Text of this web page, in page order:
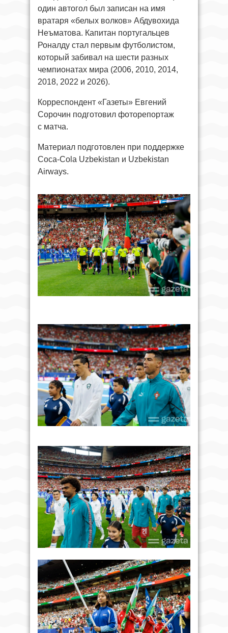
один автогол был записан на имя
вратаря «белых волков» Абдувохида
Неъматова. Капитан португальцев
Роналду стал первым футболистом,
который забивал на шести разных
чемпионатах мира (2006, 2010, 2014,
2018, 2022 и 2026).
Корреспондент «Газеты» Евгений
Сорочин подготовил фоторепортаж
с матча.
Материал подготовлен при поддержке
Coca-Cola Uzbekistan и Uzbekistan
Airways.